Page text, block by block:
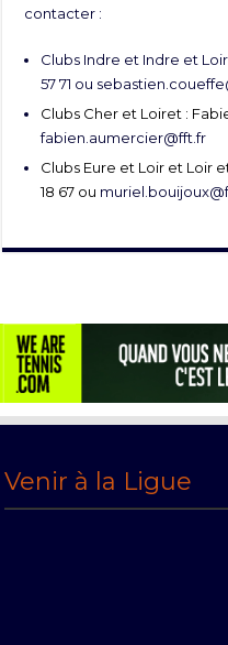
contacter :
Clubs Indre et Indre et
57 71 ou
Clubs Cher et Loiret :
fabien.aumercier@fft.fr
Clubs Eure et Loir et Loir
18 67 ou
Venir à la Ligue